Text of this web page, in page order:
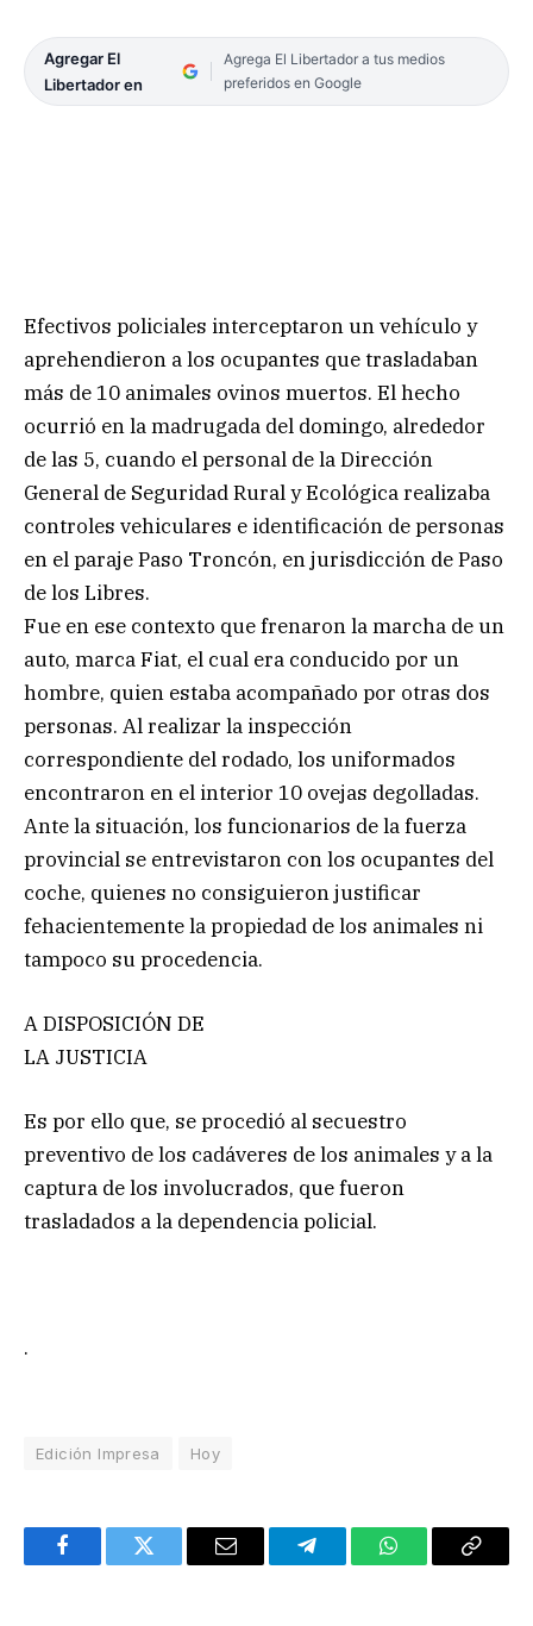
Agregar El
Libertador en
Agrega El Libertador a tus medios
preferidos en Google
Efectivos policiales interceptaron un vehículo y
aprehendieron a los ocupantes que trasladaban
más de 10 animales ovinos muertos. El hecho
ocurrió en la madrugada del domingo, alrededor
de las 5, cuando el personal de la Dirección
General de Seguridad Rural y Ecológica realizaba
controles vehiculares e identificación de personas
en el paraje Paso Troncón, en jurisdicción de Paso
de los Libres.
Fue en ese contexto que frenaron la marcha de un
auto, marca Fiat, el cual era conducido por un
hombre, quien estaba acompañado por otras dos
personas. Al realizar la inspección
correspondiente del rodado, los uniformados
encontraron en el interior 10 ovejas degolladas.
Ante la situación, los funcionarios de la fuerza
provincial se entrevistaron con los ocupantes del
coche, quienes no consiguieron justificar
fehacientemente la propiedad de los animales ni
tampoco su procedencia.
A DISPOSICIÓN DE
LA JUSTICIA
Es por ello que, se procedió al secuestro
preventivo de los cadáveres de los animales y a la
captura de los involucrados, que fueron
trasladados a la dependencia policial.
.
Edición Impresa Hoy
FacebookTwitter Email TelegramWhatsAppCopy